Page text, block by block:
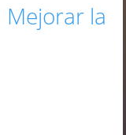
Mejorar la